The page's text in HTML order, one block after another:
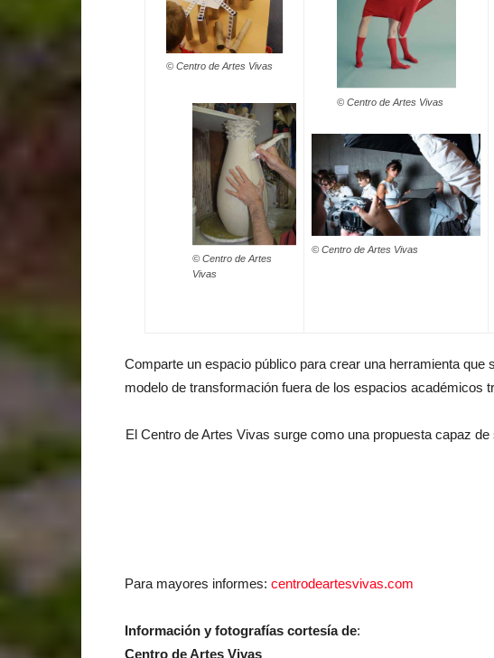
© Centro de Artes Vivas
© Centro de Artes
Vivas
© Centro de Artes Vivas
© Centro de Artes Vivas
Comparte un espacio público para crear una herramienta
modelo de transformación fuera de los espacios académicos
El Centro de Artes Vivas surge como una propuesta capaz
Para mayores informes: centrodeartesvivas.com
Información y fotografías cortesía de:
Centro de Artes Vivas